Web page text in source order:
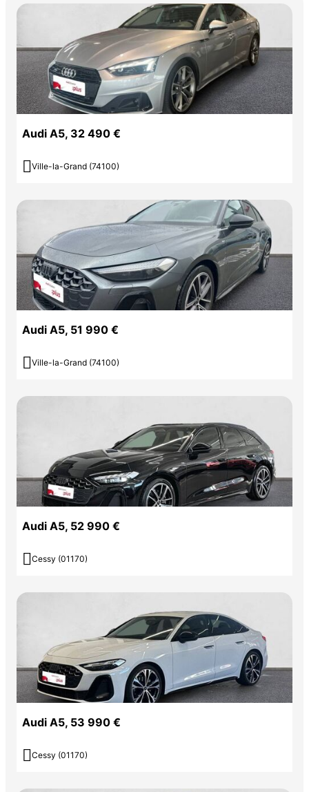
Audi A5, 32 490 €
 Ville-la-Grand (74100)
Audi A5, 51 990 €
 Ville-la-Grand (74100)
Audi A5, 52 990 €
 Cessy (01170)
Audi A5, 53 990 €
 Cessy (01170)